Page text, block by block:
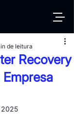
Recovery
de leitura
2025